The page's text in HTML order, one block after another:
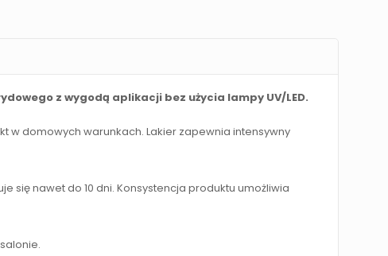
z wygodą aplikacji bez użycia lampy UV/LED.
w domowych warunkach. Lakier zapewnia intensywny
się nawet do 10 dni. Konsystencja produktu umożliwia